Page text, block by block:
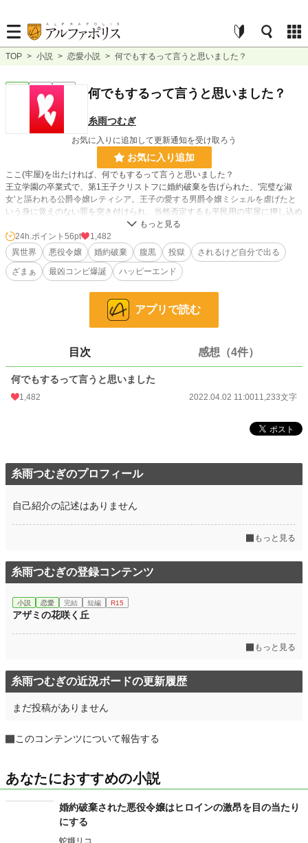
TOP > 小説 > 恋愛小説 > 何でもするって言うと思いました？
完結 短編 何でもするって言うと思いました？
糸雨つむぎ
お気に入りに追加して更新通知を受け取ろう
お気に入り追加
ここ(牢屋)を出たければ、何でもするって言うと思いました？
王立学園の卒業式で、第1王子クリストフに婚約破棄を告げられた、'完璧な淑
女’と謳われる公爵令嬢レティシア。王子の愛する男爵令嬢ミシェルを虐げたと
いう身に覚えのない罪を突き付けられ、当然否定するも平民用の牢屋に押し込め
られる。突然起きた断罪の夜から3日後、随分ぼろぼろになった様子の殿下がや
ってきて…？
※他サイトにも掲載しています。
小説 14,594 位 / 228,735 件
6,445 位 / 66,360 件
56 pt
文字数 11,233
更新日時
週間ポイント 955 pt (9,269 位)
24h.ポイント 56pt
1,482
異世界
悪役令嬢 婚約破棄 腹黒 投獄
されるけど自分で出る
ざまぁ
最凶コンビ爆誕 ハッピーエンド
アプリで読む
目次 感想（4件）
何でもするって言うと思いました
1,482 2022.04.02 11:0011,233文字
糸雨つむぎのプロフィール
自己紹介の記述はありません
もっと見る
糸雨つむぎの登録コンテンツ
小説 恋愛 完結 短編 R15
アザミの花咲く丘
もっと見る
糸雨つむぎの近況ボードの更新履歴
まだ投稿がありません
このコンテンツについて報告する
あなたにおすすめの小説
婚約破棄された悪役令嬢はヒロインの激昂を目の当たり
にする
蛇娥リコ